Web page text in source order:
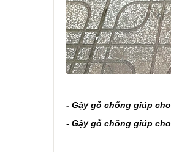
- Gậy gỗ chống giúp
- Gậy gỗ chống giúp